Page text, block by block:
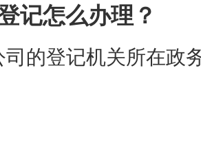
记怎么办理？
司的登记机关所在政